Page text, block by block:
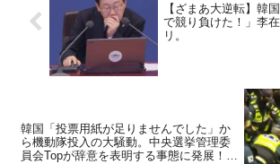
【ざまあ大逆転】韓
で競り負けた！」李
リ。
韓国「投票用紙が足りませんでした」か
ら機動隊投入の大騒動。中央選挙管理委
員会Topが辞意を表明する事態に発展！⇒